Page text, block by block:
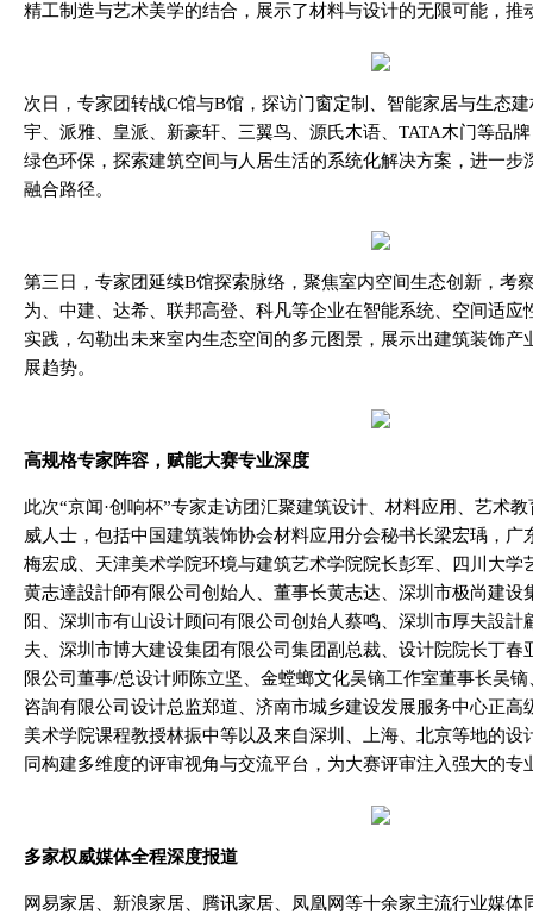
精工制造与艺术美学的结合，展示了材料与设计的无限可能，推
次日，专家团转战C馆与B馆，探访门窗定制、智能家居与生态
宇、派雅、皇派、新豪轩、三翼鸟、源氏木语、TATA木门等品
绿色环保，探索建筑空间与人居生活的系统化解决方案，进一步
融合路径。
第三日，专家团延续B馆探索脉络，聚焦室内空间生态创新，考
为、中建、达希、联邦高登、科凡等企业在智能系统、空间适应
实践，勾勒出未来室内生态空间的多元图景，展示出建筑装饰产
展趋势。
高规格专家阵容，赋能大赛专业深度
此次“京闻·创响杯”专家走访团汇聚建筑设计、材料应用、艺术
威人士，包括中国建筑装饰协会材料应用分会秘书长梁宏瑀，广
梅宏成、天津美术学院环境与建筑艺术学院院长彭军、四川大学
黄志達設計師有限公司创始人、董事长黄志达、深圳市极尚建设
阳、深圳市有山设计顾问有限公司创始人蔡鸣、深圳市厚夫設計
夫、深圳市博大建设集团有限公司集团副总裁、设计院院长丁春
限公司董事/总设计师陈立坚、金螳螂文化吴镝工作室董事长吴
咨詢有限公司设计总监郑道、济南市城乡建设发展服务中心正高
美术学院课程教授林振中等以及来自深圳、上海、北京等地的设
同构建多维度的评审视角与交流平台，为大赛评审注入强大的专
多家权威媒体全程深度报道
网易家居、新浪家居、腾讯家居、凤凰网等十余家主流行业媒体